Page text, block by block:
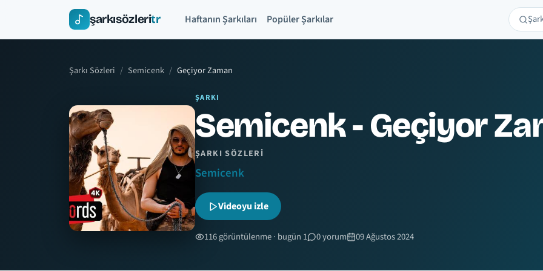
şarkısözleritr Haftanın Şarkıları Popüler Şarkılar Ara
Şarkı Sözleri Semicenk Geçiyor Zaman
ŞARKI
Semicenk - Geçiyor
ŞARKI SÖZLERI
Semicenk
Videoyu izle
116 görüntülenme · bugün 1 0 yorum 09 Ağustos 2024